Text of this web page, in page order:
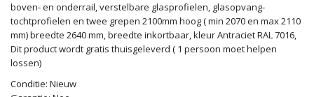
boven- en onderrail, verstelbare glasprofielen, glasopvang-
tochtprofielen en twee grepen 2100mm hoog ( min 2070 en max 2110
mm) breedte 2640 mm, breedte inkortbaar, kleur Antraciet RAL 7016,
Dit product wordt gratis thuisgeleverd ( 1 persoon moet helpen
lossen)
Conditie: Nieuw